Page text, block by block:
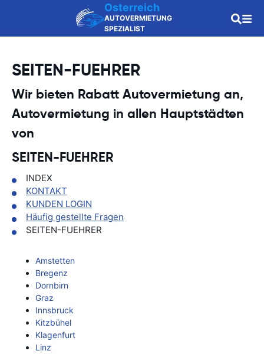
Osterreich
AUTOVERMIETUNG
SPEZIALIST
SEITEN-FUEHRER
Wir bieten Rabatt Autovermietung an,
Autovermietung in allen Hauptstädten
von
SEITEN-FUEHRER
INDEX
KONTAKT
KUNDEN LOGIN
Häufig gestellte Fragen
SEITEN-FUEHRER
Amstetten
Bregenz
Dornbirn
Graz
Innsbruck
Kitzbühel
Klagenfurt
Linz